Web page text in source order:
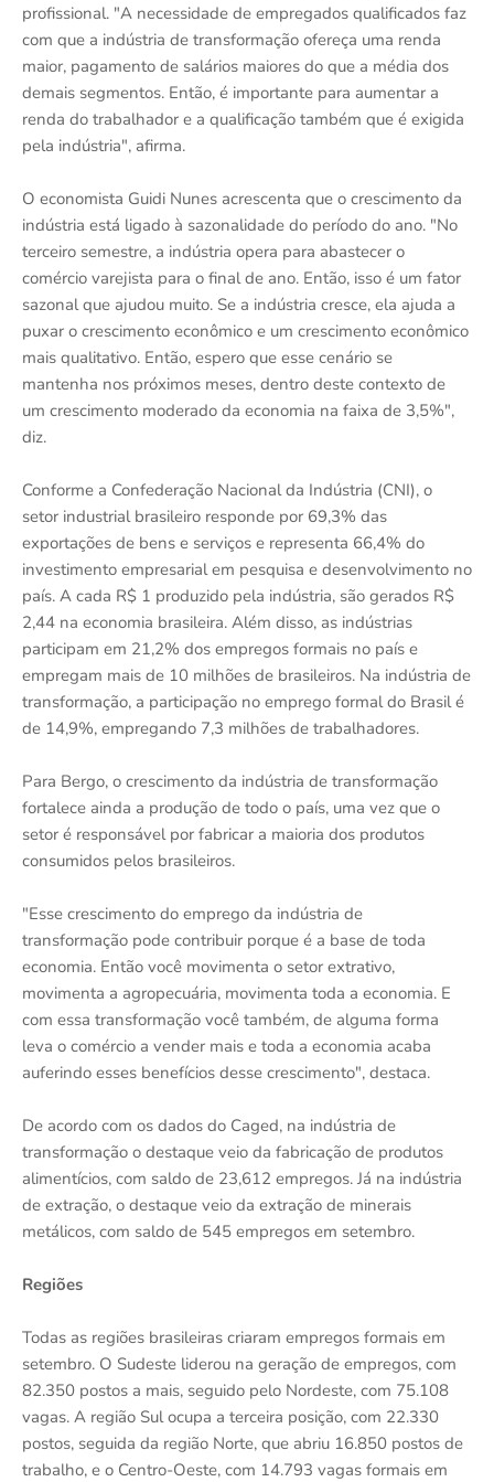
profissional. "A necessidade de empregados qualificados faz
com que a indústria de transformação ofereça uma renda
maior, pagamento de salários maiores do que a média dos
demais segmentos. Então, é importante para aumentar a
renda do trabalhador e a qualificação também que é exigida
pela indústria", afirma.
O economista Guidi Nunes acrescenta que o crescimento da
indústria está ligado à sazonalidade do período do ano. "No
terceiro semestre, a indústria opera para abastecer o
comércio varejista para o final de ano. Então, isso é um fator
sazonal que ajudou muito. Se a indústria cresce, ela ajuda a
puxar o crescimento econômico e um crescimento econômico
mais qualitativo. Então, espero que esse cenário se
mantenha nos próximos meses, dentro deste contexto de
um crescimento moderado da economia na faixa de 3,5%",
diz.
Conforme a Confederação Nacional da Indústria (CNI), o
setor industrial brasileiro responde por 69,3% das
exportações de bens e serviços e representa 66,4% do
investimento empresarial em pesquisa e desenvolvimento no
país. A cada R$ 1 produzido pela indústria, são gerados R$
2,44 na economia brasileira. Além disso, as indústrias
participam em 21,2% dos empregos formais no país e
empregam mais de 10 milhões de brasileiros. Na indústria de
transformação, a participação no emprego formal do Brasil é
de 14,9%, empregando 7,3 milhões de trabalhadores.
Para Bergo, o crescimento da indústria de transformação
fortalece ainda a produção de todo o país, uma vez que o
setor é responsável por fabricar a maioria dos produtos
consumidos pelos brasileiros.
"Esse crescimento do emprego da indústria de
transformação pode contribuir porque é a base de toda
economia. Então você movimenta o setor extrativo,
movimenta a agropecuária, movimenta toda a economia. E
com essa transformação você também, de alguma forma
leva o comércio a vender mais e toda a economia acaba
auferindo esses benefícios desse crescimento", destaca.
De acordo com os dados do Caged, na indústria de
transformação o destaque veio da fabricação de produtos
alimentícios, com saldo de 23,612 empregos. Já na indústria
de extração, o destaque veio da extração de minerais
metálicos, com saldo de 545 empregos em setembro.
Regiões
Todas as regiões brasileiras criaram empregos formais em
setembro. O Sudeste liderou na geração de empregos, com
82.350 postos a mais, seguido pelo Nordeste, com 75.108
vagas. A região Sul ocupa a terceira posição, com 22.330
postos, seguida da região Norte, que abriu 16.850 postos de
trabalho, e o Centro-Oeste, com 14.793 vagas formais em